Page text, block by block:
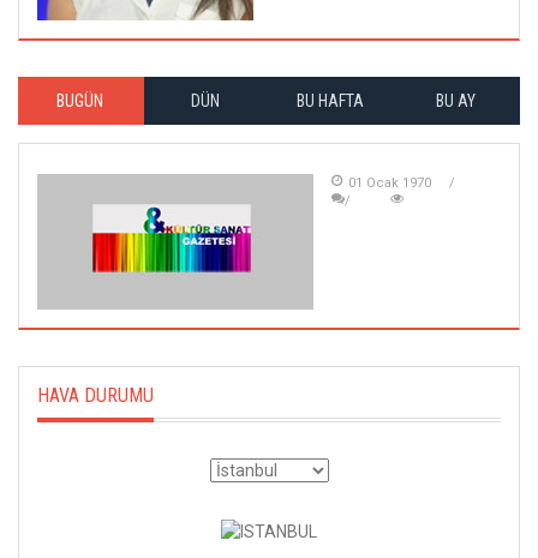
BUGÜN DÜN BU HAFTA BU AY
01 Ocak 1970
HAVA DURUMU